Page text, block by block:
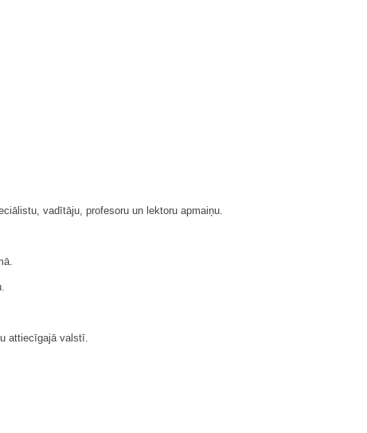
vadītāju, profesoru un lektoru apmaiņu.
attiecīgajā valstī.